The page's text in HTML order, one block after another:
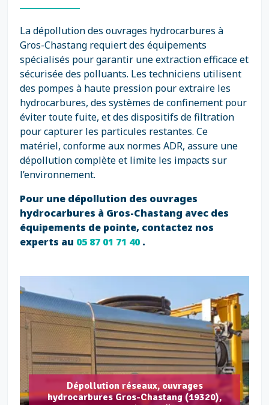
La dépollution des ouvrages hydrocarbures à
Gros-Chastang requiert des équipements
spécialisés pour garantir une extraction efficace et
sécurisée des polluants. Les techniciens utilisent
des pompes à haute pression pour extraire les
hydrocarbures, des systèmes de confinement pour
éviter toute fuite, et des dispositifs de filtration
pour capturer les particules restantes. Ce
matériel, conforme aux normes ADR, assure une
dépollution complète et limite les impacts sur
l’environnement.
Pour une dépollution des ouvrages
hydrocarbures à Gros-Chastang avec des
équipements de pointe, contactez nos
experts au 05 87 01 71 40.
Dépollution réseaux, ouvrages
hydrocarbures Gros-Chastang (19320),